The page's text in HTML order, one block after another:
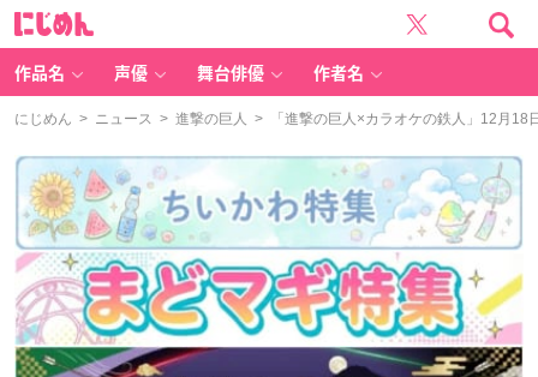
作品名 声優 舞台俳優 作者名
にじめん > ニュース > 進撃の巨人 > 「進撃の巨人×カラオケの鉄人」12月18